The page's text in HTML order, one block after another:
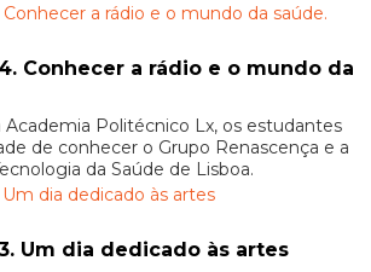
Conhecer a rádio e o mundo da
Politécnico Lx, os estudantes
de conhecer o Grupo Renascença e a
da Saúde de Lisboa.
Um dia dedicado às artes